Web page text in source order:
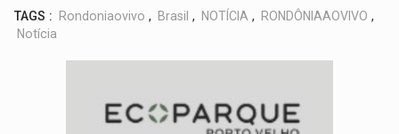
TAGS : Rondoniaovivo , Brasil , NOTÍCIA , RONDÔNIAAOVIVO ,
Notícia